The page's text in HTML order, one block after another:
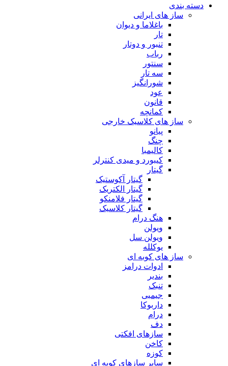
دسته بندی
ساز های ایرانی
باغلاما و دیوان
تار
تنبور و دوتار
رباب
سنتور
سه تار
شورانگیز
عود
قانون
کمانچه
ساز های کلاسیک خارجی
پیانو
چنگ
کالیمبا
کیبورد و میدی کنترلر
گیتار
گیتار آکوستیک
گیتار الکتریک
گیتار فلامنکو
گیتار کلاسیک
هنگ درام
ویولن
ویولن سل
یوکلله
ساز های کوبه ای
ادوات درامز
بندیر
تنبک
جیمبی
داربوکا
درام
دف
سازهای افکتی
کاخن
کوزه
سایر سازهای کوبه ای